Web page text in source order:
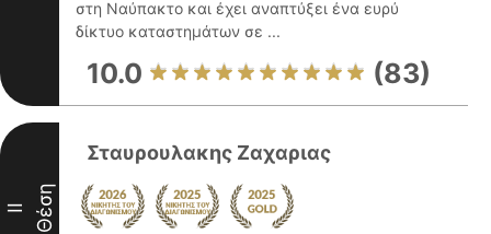
στη Ναύπακτο και έχει αναπτύξει ένα ευρύ
δίκτυο καταστημάτων σε ...
10.0 (83)
II Θέση
Σταυρουλακης Ζαχαριας